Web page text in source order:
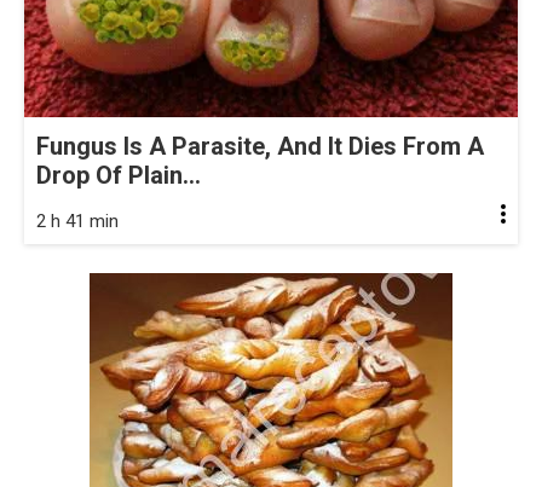
Fungus Is A Parasite, And It Dies From A
Drop Of Plain...
2 h 41 min